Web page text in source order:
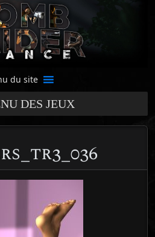
du site
DES JEUX